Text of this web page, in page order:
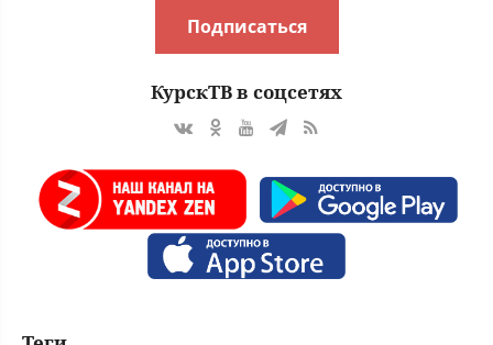
Подписаться
КурскТВ в соцсетях